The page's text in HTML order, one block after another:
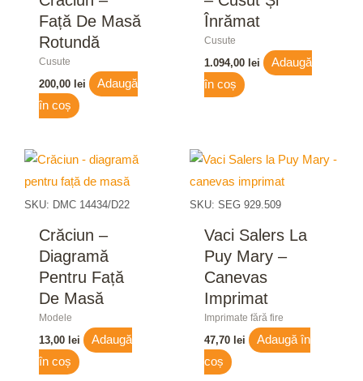
Față De Masă
Rotundă
Cusute
200,00 lei
Adaugă
în coș
Înrămat
Cusute
1.094,00 lei
Adaugă
în coș
SKU: DMC 14434/D22
Crăciun –
Diagramă
Pentru Față
De Masă
Modele
13,00 lei
Adaugă
în coș
SKU: SEG 929.509
Vaci Salers La
Puy Mary –
Canevas
Imprimat
Imprimate fără fire
47,70 lei
Adaugă în
coș